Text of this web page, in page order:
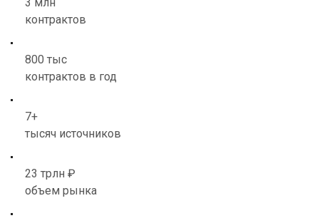
контрактов
800 тыс
контрактов в год
7+
тысяч источников
23 трлн ₽
объем рынка